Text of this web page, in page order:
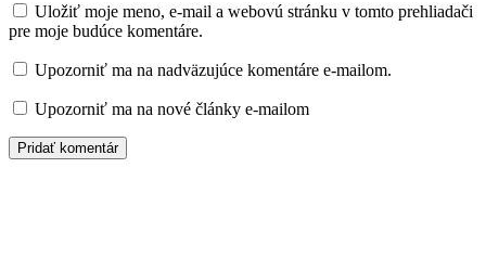
Uložiť moje meno, e-mail a webovú stránku v tomto prehliadači
pre moje budúce komentáre.
Upozorniť ma na nadväzujúce komentáre e-mailom.
Upozorniť ma na nové články e-mailom